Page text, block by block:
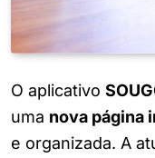
O aplicativo
uma nova página
e organizada. A